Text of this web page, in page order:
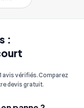
:
avis vérifiés. Comparez
devis gratuit.